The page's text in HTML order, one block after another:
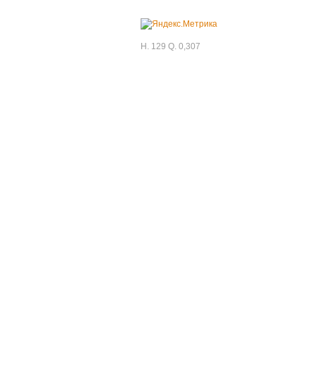
H. 129 Q. 0,307